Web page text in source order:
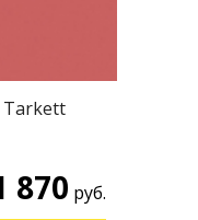
870 руб.